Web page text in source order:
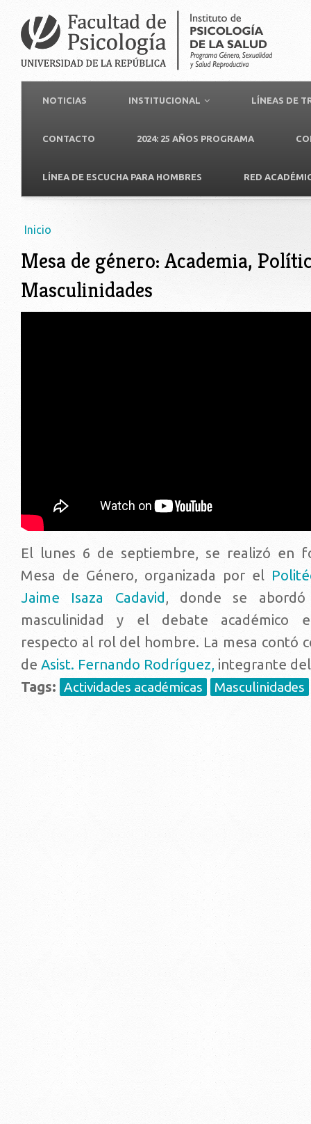
NOTICIAS INSTITUCIONAL LÍNEAS DE
CONTACTO 2024: 25 AÑOS PROGRAMA
LÍNEA DE ESCUCHA PARA HOMBRES RED
Usted está aquí
Inicio
Mesa de género: Academia,
Masculinidades
El lunes 6 de septiembre, se realizó en
Mesa de Género, organizada por el
Jaime Isaza Cadavid , donde se
masculinidad y el debate académico
respecto al rol del hombre. La mesa contó
de Asist. Fernando Rodríguez integrante
Tags: Actividades académicas Masculinidades